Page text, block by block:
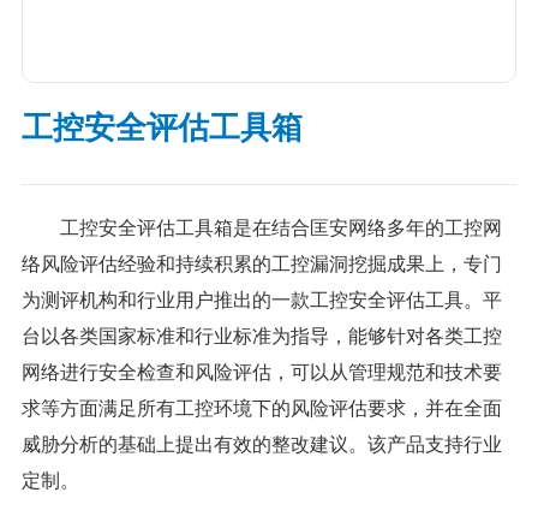
工控安全评估工具箱
工控安全评估工具箱是在结合匡安网络多年的工控网
络风险评估经验和持续积累的工控漏洞挖掘成果上，专门
为测评机构和行业用户推出的一款工控安全评估工具。平
台以各类国家标准和行业标准为指导，能够针对各类工控
网络进行安全检查和风险评估，可以从管理规范和技术要
求等方面满足所有工控环境下的风险评估要求，并在全面
威胁分析的基础上提出有效的整改建议。该产品支持行业
定制。